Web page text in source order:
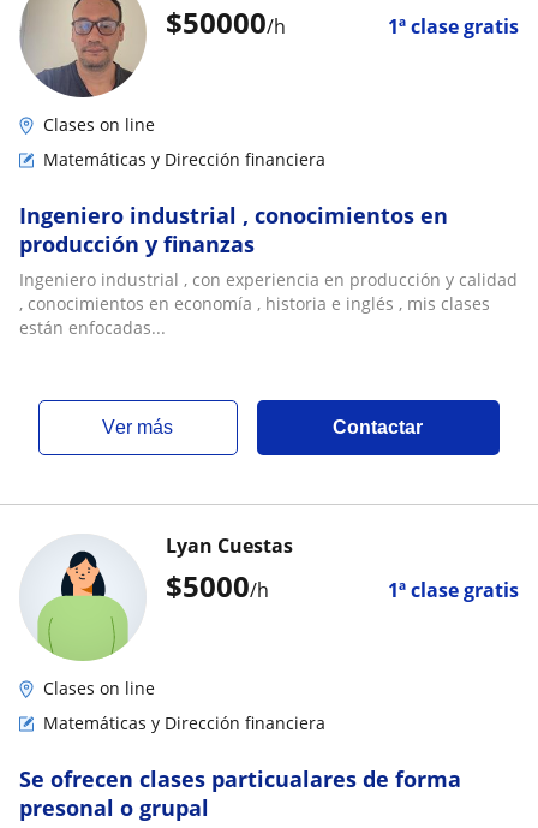
$50000/h 1ª clase gratis
Clases on line
Matemáticas y Dirección financiera
Ingeniero industrial , conocimientos en
producción y finanzas
Ingeniero industrial , con experiencia en producción y calidad
, conocimientos en economía , historia e inglés , mis clases
están enfocadas...
ver más Contactar
$5000/h 1ª clase gratis
Lyan Cuestas
Clases on line
Matemáticas y Dirección financiera
Se ofrecen clases particualares de forma
presonal o grupal